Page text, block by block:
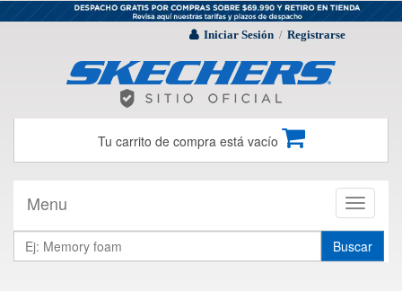
Iniciar Sesión / Registrarse
Tu carrito de compra está vacío
Toggle
Menu
Buscar